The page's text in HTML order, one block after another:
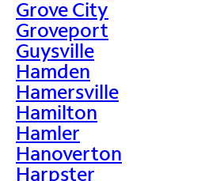
Grove City
Groveport
Guysville
Hamden
Hamersville
Hamilton
Hamler
Hanoverton
Harpster